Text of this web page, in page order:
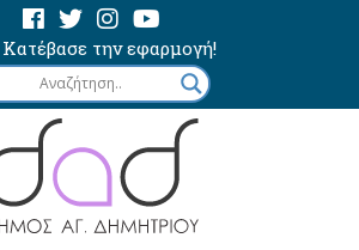
Κατέβασε την εφαρμογή!